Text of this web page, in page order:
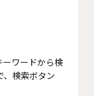
ーワードから検
、検索ボタン